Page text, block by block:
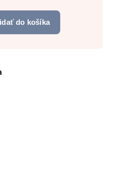
do košíka